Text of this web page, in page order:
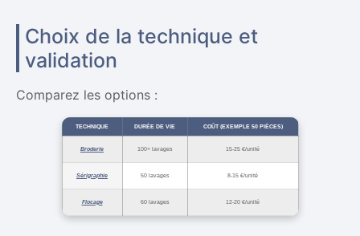
Choix de la technique et
validation
Comparez les options :
TECHNIQUE DURÉE DE VIE COÛT (EXEMPLE 50 PIÈCES)
Broderie 100+ lavages 15-25 €/unité
Sérigraphie 50 lavages 8-15 €/unité
Flocage 60 lavages 12-20 €/unité